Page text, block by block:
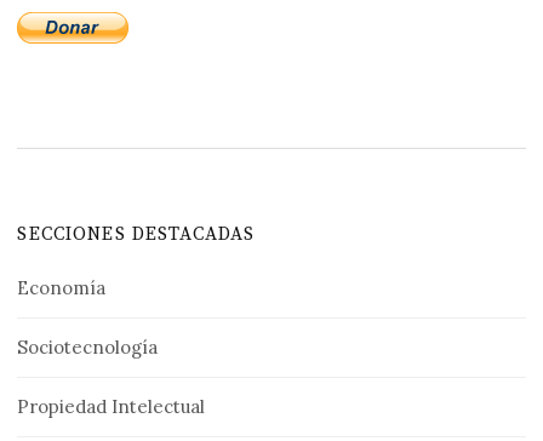
SECCIONES DESTACADAS
Economía
Sociotecnología
Propiedad Intelectual